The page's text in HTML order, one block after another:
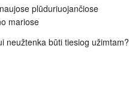
plūduriuojančiose
mariose
neužtenka būti tiesiog užimtam?